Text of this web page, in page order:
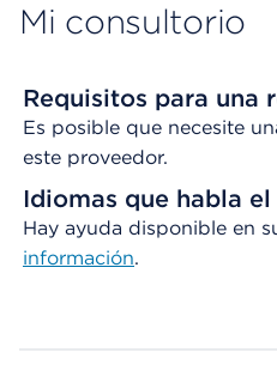
Mi consultorio
Requisitos para una
Es posible que necesite
este proveedor.
Idiomas que habla
Hay ayuda disponible en
información.